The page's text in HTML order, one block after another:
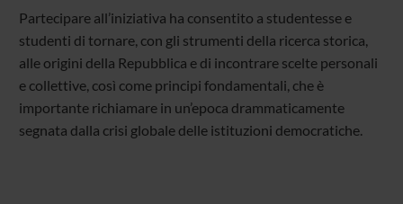
Partecipare all’iniziativa ha consentito a studentesse e
studenti di tornare, con gli strumenti della ricerca storica,
alle origini della Repubblica e di incontrare scelte personali
e collettive, così come principi fondamentali, che è
importante richiamare in un’epoca drammaticamente
segnata dalla crisi globale delle istituzioni democratiche.